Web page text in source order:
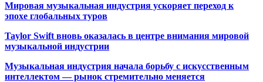
Мировая музыкальная индустрия ускоряет переход к
эпохе глобальных туров
Taylor Swift вновь оказалась в центре внимания мировой
музыкальной индустрии
Музыкальная индустрия начала борьбу с искусственным
интеллектом — рынок стремительно меняется